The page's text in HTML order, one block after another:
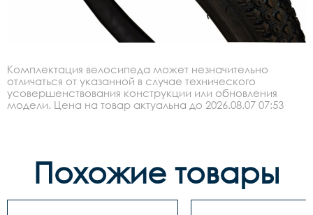
Комплектация велосипеда может незначительно
отличаться от указанной в случае технического
усовершенствования конструкции или обновления
модели. Цена на товар актуальна до 2026.08.07 07:53
Похожие товары